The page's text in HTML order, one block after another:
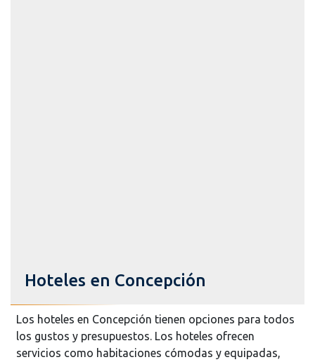
Hoteles en Concepción
Los hoteles en Concepción tienen opciones para todos
los gustos y presupuestos. Los hoteles ofrecen
servicios como habitaciones cómodas y equipadas,